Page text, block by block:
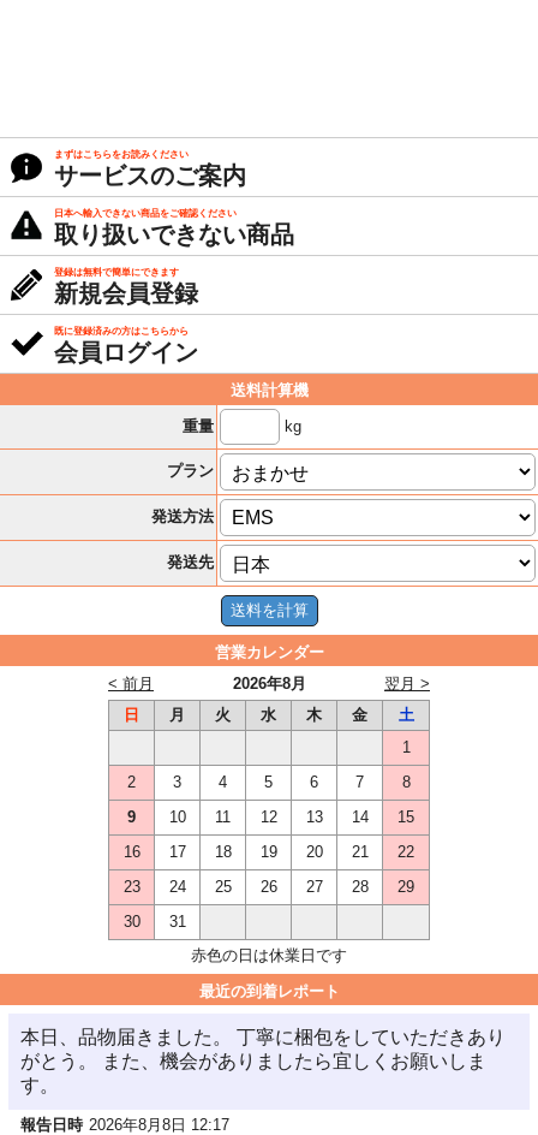
まずはこちらをお読みください
サービスのご案内
日本へ輸入できない商品をご確認ください
取り扱いできない商品
登録は無料で簡単にできます
新規会員登録
既に登録済みの方はこちらから
会員ログイン
送料計算機
重量
kg
プラン
発送方法
発送先
営業カレンダー
2026年8月
< 前月
翌月 >
日
月 火 水 木 金
土
1
2
3 4 5 6 7
8
9
10 11 12 13 14
15
16
17 18 19 20 21
22
23
24 25 26 27 28
29
30
31
赤色の日は休業日です
最近の到着レポート
本日、品物届きました。 丁寧に梱包をしていただきあり
がとう。 また、機会がありましたら宜しくお願いしま
す。
報告日時 2026年8月8日 12:17